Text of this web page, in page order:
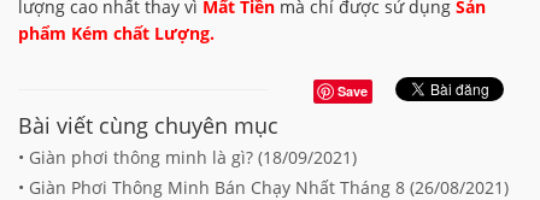
lượng cao nhất thay vì Mất Tiền mà chỉ được sử dụng Sản
phẩm Kém chất Lượng.
Save
Bài viết cùng chuyên mục
• Giàn phơi thông minh là gì? (18/09/2021)
• Giàn Phơi Thông Minh Bán Chạy Nhất Tháng 8 (26/08/2021)